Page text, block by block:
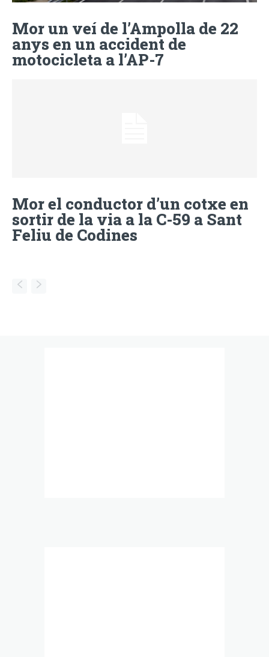
Mor un veí de l’Ampolla de 22
anys en un accident de
motocicleta a l’AP-7
Mor el conductor d’un cotxe en
sortir de la via a la C-59 a Sant
Feliu de Codines